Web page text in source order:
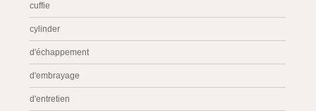
cuffie
cylinder
d'échappement
d'embrayage
d'entretien